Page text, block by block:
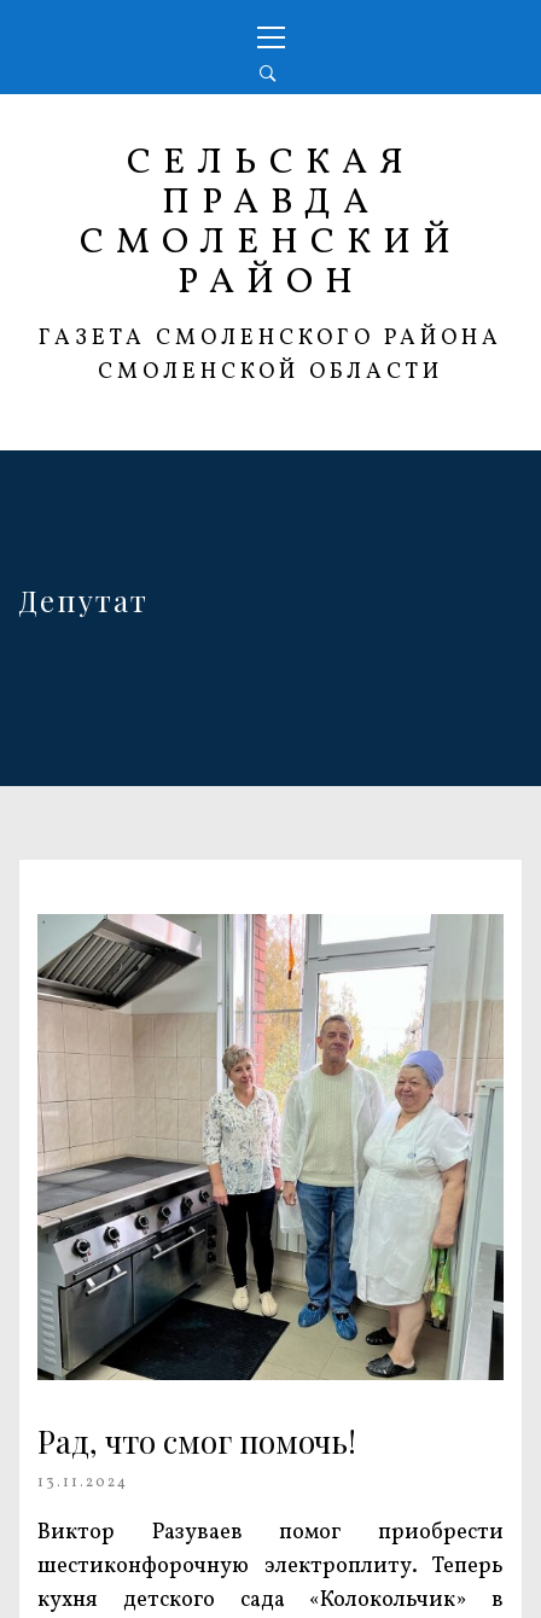
меню
СЕЛЬСКАЯ
ПРАВДА
СМОЛЕНСКИЙ
РАЙОН
ГАЗЕТА СМОЛЕНСКОГО РАЙОНА
СМОЛЕНСКОЙ ОБЛАСТИ
Депутат
Рад, что смог помочь!
13.11.2024
Виктор Разуваев помог приобрести
шестиконфорочную электроплиту. Теперь
кухня детского сада «Колокольчик» в